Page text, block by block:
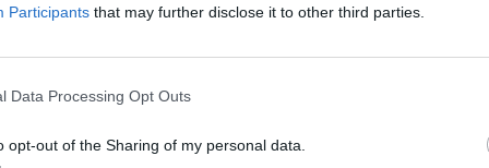
Participants that may further disclose it to other third parties.
Data Processing Opt Outs
opt-out of the Sharing of my personal data.
la literatura catalana, la directora de Litterrarum
ser un altaveu per al conjunt de la cultura catalana.
amb Litterarum Petits i que inclouen tallers